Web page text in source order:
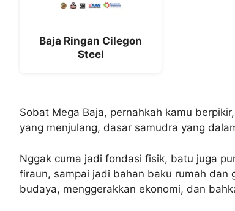
Baja Ringan Cilegon
Steel
Sobat Mega Baja, pernahkah kamu
yang menjulang, dasar samudra yang
Nggak cuma jadi fondasi fisik, batu juga
firaun, sampai jadi bahan baku rumah
budaya, menggerakkan ekonomi, dan